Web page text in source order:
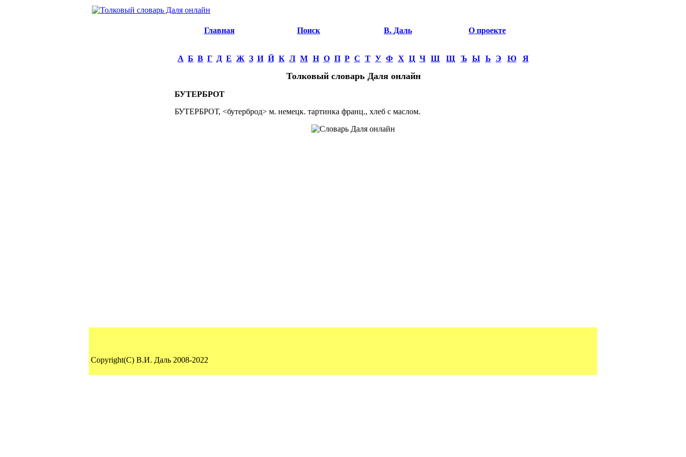
Главная Поиск В. Даль О проекте
А Б В Г Д Е Ж З И Й К Л М Н О П Р С Т У Ф Х Ц Ч Ш Щ Ъ Ы Ь Э Ю Я
Толковый словарь Даля онлайн
БУТЕРБРОТ
БУТЕРБРОТ, <бутерброд> м. немецк. тартинка франц., хлеб с маслом.
Copyright(C) В.И. Даль 2008-2022